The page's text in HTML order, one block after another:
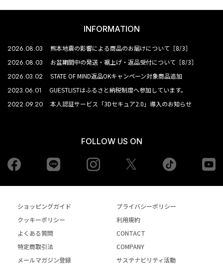
INFORMATION
2026.08.03 熊本地震の影響による商品のお届けについて［8/3］
2026.08.03 お盆期間中の発送・裾上げ・返品受付について［8/3］
2026.03.02 STATE OF MIND返品OKキャンペーン対象商品追加
2023.06.01 GUESTLISTはふるさと納税制度へ参加しています。
2022.09.20 本人認証サービス「3Dセキュア2.0」導入のお知らせ
FOLLOW US ON
Facebook Instagram tiktok
ショッピングガイド
プライバシーポリシー
クッキーポリシー
利用規約
よくある質問
CONTACT
特定商取引法
COMPANY
メールマガジン登録
サステナビリティ活動